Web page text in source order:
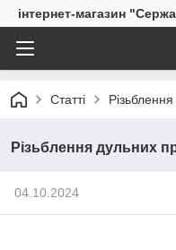
інтернет-магазин
Статті
Різьблення дульних
04.10.2024